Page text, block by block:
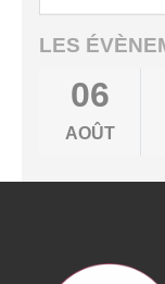
LES
06
AOÛT